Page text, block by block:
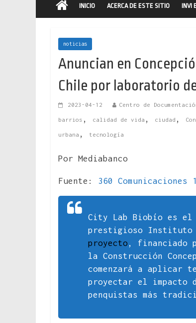
INICIO ACERCA DE ESTE SITIO INVI
noticias
Anuncian en
Chile por laboratorio
2023-04-12 Centro de
barrios , calidad de vida , ciudad ,
urbana , tecnología
Por Mediabanco
Fuente: 360 Comunicaciones
City Lab Biobío es el
prestigioso Instituto
proyecto , financiado
la Construcción
comenzará a
proyectar el impacto
penquistas más